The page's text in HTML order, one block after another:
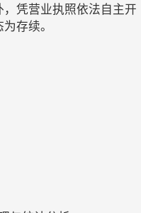
凭营业执照依法自主开
存续。